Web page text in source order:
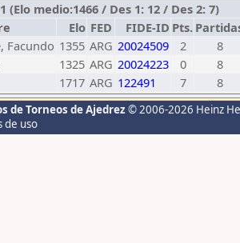
(Elo medio:1466 / Des 1: 12 / Des 2: 7)
Elo FED FIDE-ID Pts.
Facundo 1355 ARG 20024509 2
8
1325 ARG 20024223 0
8
1717 ARG 122491 7 8
de Torneos de Ajedrez © 2006-2026 Heinz
de uso